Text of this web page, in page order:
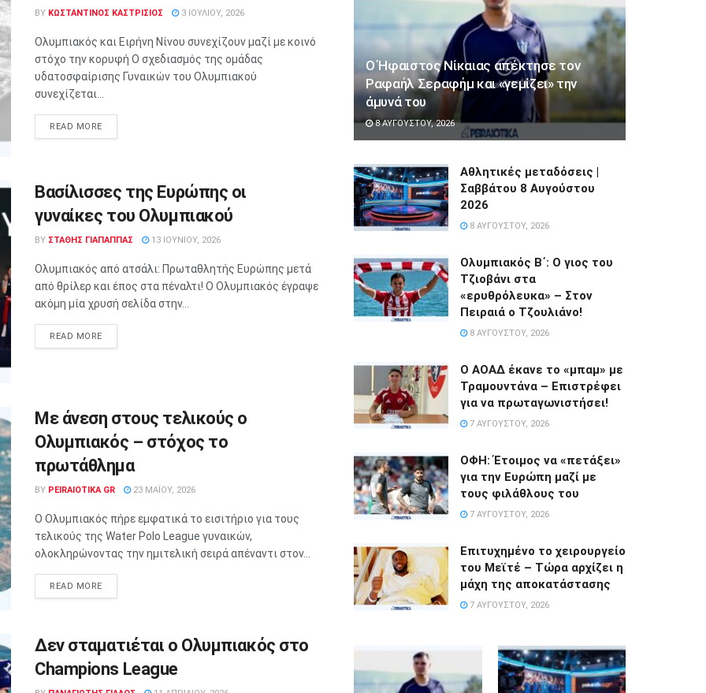
BY ΚΩΣΤΑΝΤΙΝΟΣ ΚΑΣΤΡΙΣΙΟΣ 3 ΙΟΥΛΊΟΥ, 2026
Ολυμπιακός και Ειρήνη Νίνου συνεχίζουν μαζί με κοινό
στόχο την κορυφή Ο σχεδιασμός της ομάδας
υδατοσφαίρισης Γυναικών του Ολυμπιακού
συνεχίζεται...
READ MORE
Βασίλισσες της Ευρώπης οι
γυναίκες του Ολυμπιακού
BY ΣΤΑΘΗΣ ΓΊΑΠΑΠΠΑΣ 13 ΙΟΥΝΊΟΥ, 2026
Ολυμπιακός από ατσάλι: Πρωταθλητής Ευρώπης μετά
από θρίλερ και έπος στα πέναλτι! Ο Ολυμπιακός έγραψε
ακόμη μία χρυσή σελίδα στην...
READ MORE
Με άνεση στους τελικούς ο
Ολυμπιακός – στόχος το
πρωτάθλημα
BY PEIRAIOTIKA GR 23 ΜΑΪ́ΟΥ, 2026
Ο Ολυμπιακός πήρε εμφατικά το εισιτήριο για τους
τελικούς της Water Polo League γυναικών,
ολοκληρώνοντας την ημιτελική σειρά απέναντι στον...
READ MORE
Δεν σταματιέται ο Ολυμπιακός στο
Champions League
Ο Ήφαιστος Νίκαιας απέκτησε τον
Ραφαήλ Σεραφήμ και «γεμίζει» την
άμυνά του
8 ΑΥΓΟΎΣΤΟΥ, 2026
Αθλητικές μεταδόσεις |
Σαββάτου 8 Αυγούστου
2026
8 ΑΥΓΟΎΣΤΟΥ, 2026
Ολυμπιακός Β΄: Ο γιος του
Τζιοβάνι στα
«ερυθρόλευκα» – Στον
Πειραιά ο Τζουλιάνο!
8 ΑΥΓΟΎΣΤΟΥ, 2026
Ο ΑΟΑΔ έκανε το «μπαμ» με
Τραμουντάνα – Επιστρέφει
για να πρωταγωνιστήσει!
7 ΑΥΓΟΎΣΤΟΥ, 2026
ΟΦΗ: Έτοιμος να «πετάξει»
για την Ευρώπη μαζί με
τους φιλάθλους του
7 ΑΥΓΟΎΣΤΟΥ, 2026
Επιτυχημένο το χειρουργείο
του Μεϊτέ – Τώρα αρχίζει η
μάχη της αποκατάστασης
7 ΑΥΓΟΎΣΤΟΥ, 2026